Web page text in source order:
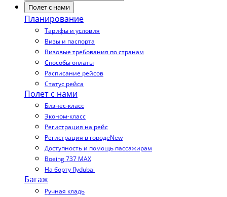
Полет с нами
Планирование
Тарифы и условия
Визы и паспорта
Визовые требования по странам
Способы оплаты
Расписание рейсов
Статус рейса
Полет с нами
Бизнес-класс
Эконом-класс
Регистрация на рейс
Регистрация в городеNew
Доступность и помощь пассажирам
Boeing 737 MAX
На борту flydubai
Багаж
Ручная кладь